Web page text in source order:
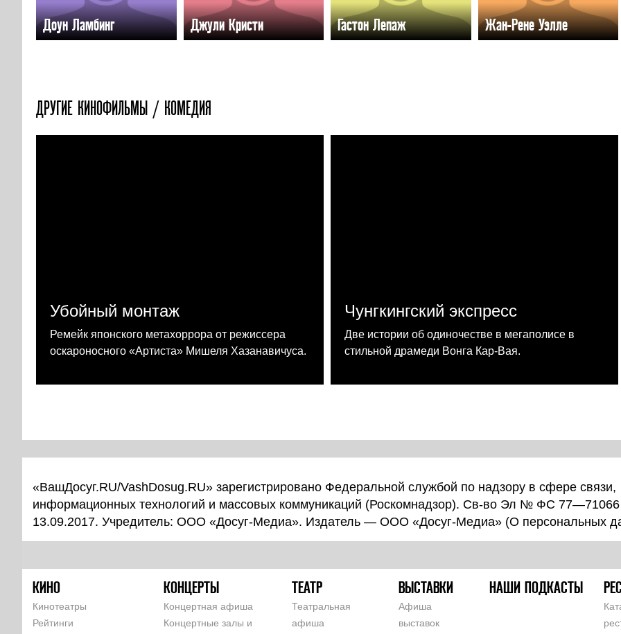
Доун Ламбинг Джули Кристи Гастон Лепаж Жан-Рене Уэлле
ДРУГИЕ КИНОФИЛЬМЫ / КОМЕДИЯ
Убойный монтаж
Ремейк японского метахоррора от режиссера
оскароносного «Артиста» Мишеля Хазанавичуса.
Чунгкингский экспресс
Две истории об одиночестве в мегаполисе в
стильной драмеди Вонга Кар-Вая.
«ВашДосуг.RU/VashDosug.RU» зарегистрировано Федеральной службой по надзору в сфере связи,
информационных технологий и массовых коммуникаций (Роскомнадзор). Св-во Эл № ФС 77—71066
13.09.2017. Учредитель: ООО «Досуг-Медиа». Издатель — ООО «Досуг-Медиа» (О персональных
КИНО
Кинотеатры
Рейтинги
КОНЦЕРТЫ
Концертная афиша
Концертные залы и
ТЕАТР
Театральная
афиша
ВЫСТАВКИ
Афиша
выставок
НАШИ ПОДКАСТЫ